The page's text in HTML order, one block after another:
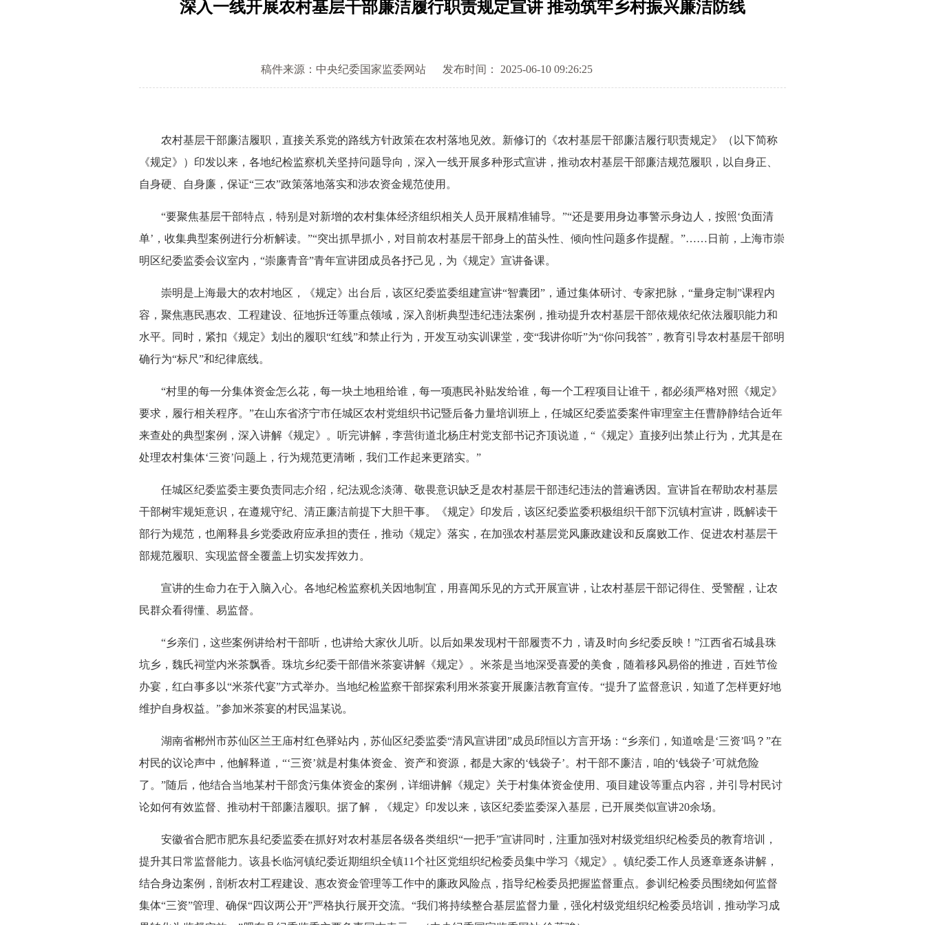
深入一线开展农村基层干部廉洁履行职责规定宣讲 推动筑牢乡村振兴廉洁防线
稿件来源：中央纪委国家监委网站 发布时间： 2025-06-10 09:26:25
农村基层干部廉洁履职，直接关系党的路线方针政策在农村落地见效。新修订的《农村基层干部廉洁履行职责规定》（以下简称
《规定》）印发以来，各地纪检监察机关坚持问题导向，深入一线开展多种形式宣讲，推动农村基层干部廉洁规范履职，以自身正、
自身硬、自身廉，保证“三农”政策落地落实和涉农资金规范使用。
“要聚焦基层干部特点，特别是对新增的农村集体经济组织相关人员开展精准辅导。”“还是要用身边事警示身边人，按照‘负面清
单’，收集典型案例进行分析解读。”“突出抓早抓小，对目前农村基层干部身上的苗头性、倾向性问题多作提醒。”……日前，上海市崇
明区纪委监委会议室内，“崇廉青音”青年宣讲团成员各抒己见，为《规定》宣讲备课。
崇明是上海最大的农村地区，《规定》出台后，该区纪委监委组建宣讲“智囊团”，通过集体研讨、专家把脉，“量身定制”课程内
容，聚焦惠民惠农、工程建设、征地拆迁等重点领域，深入剖析典型违纪违法案例，推动提升农村基层干部依规依纪依法履职能力和
水平。同时，紧扣《规定》划出的履职“红线”和禁止行为，开发互动实训课堂，变“我讲你听”为“你问我答”，教育引导农村基层干部明
确行为“标尺”和纪律底线。
“村里的每一分集体资金怎么花，每一块土地租给谁，每一项惠民补贴发给谁，每一个工程项目让谁干，都必须严格对照《规定》
要求，履行相关程序。”在山东省济宁市任城区农村党组织书记暨后备力量培训班上，任城区纪委监委案件审理室主任曹静静结合近年
来查处的典型案例，深入讲解《规定》。听完讲解，李营街道北杨庄村党支部书记齐顶说道，“《规定》直接列出禁止行为，尤其是在
处理农村集体‘三资’问题上，行为规范更清晰，我们工作起来更踏实。”
任城区纪委监委主要负责同志介绍，纪法观念淡薄、敬畏意识缺乏是农村基层干部违纪违法的普遍诱因。宣讲旨在帮助农村基层
干部树牢规矩意识，在遵规守纪、清正廉洁前提下大胆干事。《规定》印发后，该区纪委监委积极组织干部下沉镇村宣讲，既解读干
部行为规范，也阐释县乡党委政府应承担的责任，推动《规定》落实，在加强农村基层党风廉政建设和反腐败工作、促进农村基层干
部规范履职、实现监督全覆盖上切实发挥效力。
宣讲的生命力在于入脑入心。各地纪检监察机关因地制宜，用喜闻乐见的方式开展宣讲，让农村基层干部记得住、受警醒，让农
民群众看得懂、易监督。
“乡亲们，这些案例讲给村干部听，也讲给大家伙儿听。以后如果发现村干部履责不力，请及时向乡纪委反映！”江西省石城县珠
坑乡，魏氏祠堂内米茶飘香。珠坑乡纪委干部借米茶宴讲解《规定》。米茶是当地深受喜爱的美食，随着移风易俗的推进，百姓节俭
办宴，红白事多以“米茶代宴”方式举办。当地纪检监察干部探索利用米茶宴开展廉洁教育宣传。“提升了监督意识，知道了怎样更好地
维护自身权益。”参加米茶宴的村民温某说。
湖南省郴州市苏仙区兰王庙村红色驿站内，苏仙区纪委监委“清风宣讲团”成员邱恒以方言开场：“乡亲们，知道啥是‘三资’吗？”在
村民的议论声中，他解释道，“‘三资’就是村集体资金、资产和资源，都是大家的‘钱袋子’。村干部不廉洁，咱的‘钱袋子’可就危险
了。”随后，他结合当地某村干部贪污集体资金的案例，详细讲解《规定》关于村集体资金使用、项目建设等重点内容，并引导村民讨
论如何有效监督、推动村干部廉洁履职。据了解，《规定》印发以来，该区纪委监委深入基层，已开展类似宣讲20余场。
安徽省合肥市肥东县纪委监委在抓好对农村基层各级各类组织“一把手”宣讲同时，注重加强对村级党组织纪检委员的教育培训，
提升其日常监督能力。该县长临河镇纪委近期组织全镇11个社区党组织纪检委员集中学习《规定》。镇纪委工作人员逐章逐条讲解，
结合身边案例，剖析农村工程建设、惠农资金管理等工作中的廉政风险点，指导纪检委员把握监督重点。参训纪检委员围绕如何监督
集体“三资”管理、确保“四议两公开”严格执行展开交流。“我们将持续整合基层监督力量，强化村级党组织纪检委员培训，推动学习成